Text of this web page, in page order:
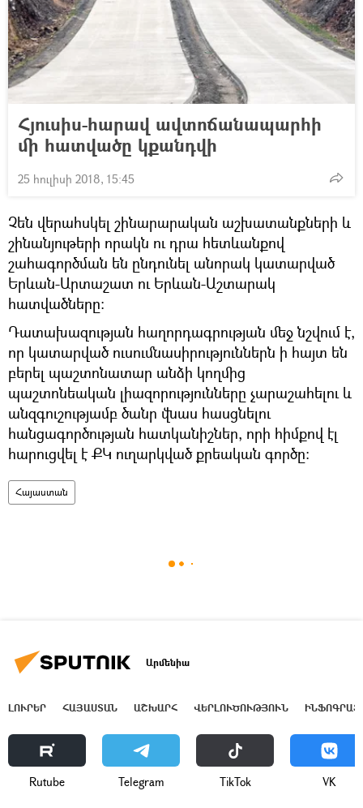
Հյուսիս-հարավ ավտոճանապարհի
մի հատվածը կքանդվի
25 հուլիսի 2018, 15:45
Չեն վերահսկել շինարարական աշխատանքների և
շինանյութերի որակն ու դրա հետևանքով
շահագործման են ընդունել անորակ կատարված
Երևան-Արտաշատ ու Երևան-Աշտարակ
հատվածները:
Դատախազության հաղորդագրության մեջ նշվում է,
որ կատարված ուսումնասիրություններն ի հայտ են
բերել պաշտոնատար անձի կողմից
պաշտոնեական լիազորությունները չարաշահելու և
անզգուշությամբ ծանր վնաս հասցնելու
հանցագործության հատկանիշներ, որի հիմքով էլ
հարուցվել է ՔԿ ուղարկված քրեական գործը։
Հայաստան
Արմենիա
ԼՈՒՐԵՐ ՀԱՅԱՍՏԱՆ ԱՇԽԱՐՀ ՎԵՐԼՈՒԾՈՒԹՅՈՒՆ
Rutube Telegram ТikТоk VK